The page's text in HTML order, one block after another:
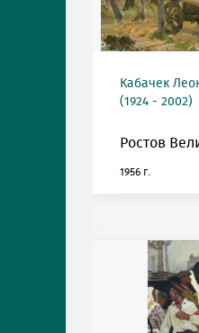
Кабачек
(1924 - 2002)
Ростов
1956 г.